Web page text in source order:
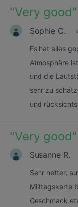
"Very good"
Sophie C.
Es hat alles
Atmosphäre
und die
sehr zu
und
"Very good"
Susanne R.
Sehr netter,
Miittagskarte
Geschmack